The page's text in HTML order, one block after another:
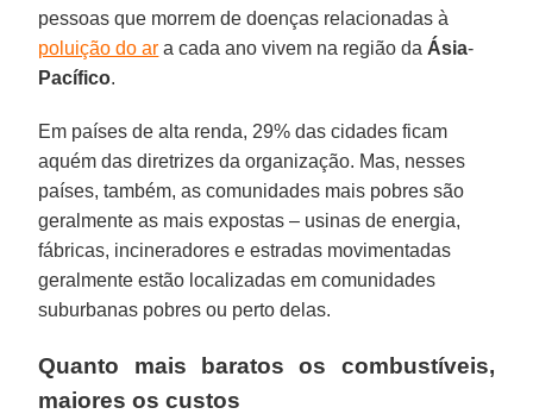
pessoas que morrem de doenças relacionadas à
poluição do ar a cada ano vivem na região da Ásia-
Pacífico.
Em países de alta renda, 29% das cidades ficam
aquém das diretrizes da organização. Mas, nesses
países, também, as comunidades mais pobres são
geralmente as mais expostas – usinas de energia,
fábricas, incineradores e estradas movimentadas
geralmente estão localizadas em comunidades
suburbanas pobres ou perto delas.
Quanto mais baratos os combustíveis,
maiores os custos